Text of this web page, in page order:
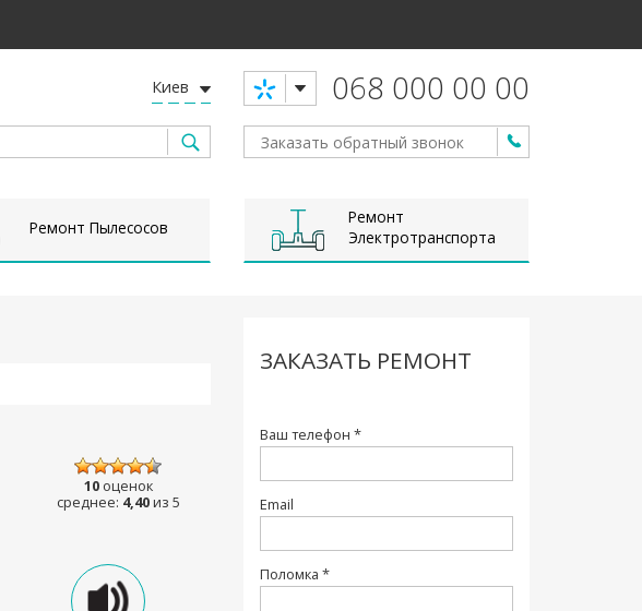
068 000 00 00
Киев
Ремонт Пылесосов
Ремонт
Электротранспорта
10оценок
среднее: 4,40из 5
ЗАКАЗАТЬ РЕМОНТ
Ваш телефон *
Email
Поломка *